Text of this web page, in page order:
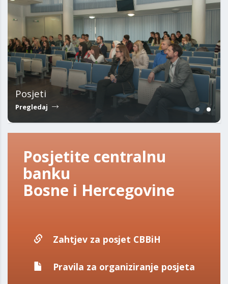
Posjeti
Pregledaj
Posjetite centralnu
banku
Bosne i Hercegovine
Zahtjev za posjet CBBiH
Pravila za organiziranje posjeta